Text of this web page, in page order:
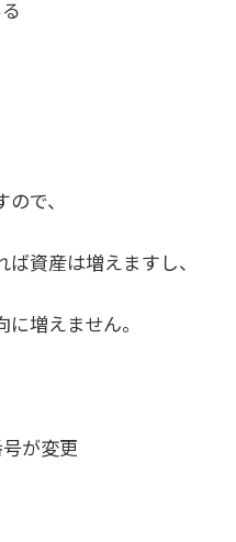
で、
資産は増えますし、
増えません。
が変更